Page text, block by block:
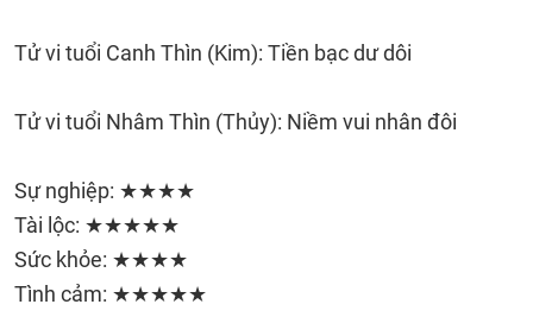
Tử vi tuổi Canh Thìn (Kim): Tiền bạc dư dôi
Tử vi tuổi Nhâm Thìn (Thủy): Niềm vui nhân đôi
Sự nghiệp: ★★★★
Tài lộc: ★★★★★
Sức khỏe: ★★★★
Tình cảm: ★★★★★